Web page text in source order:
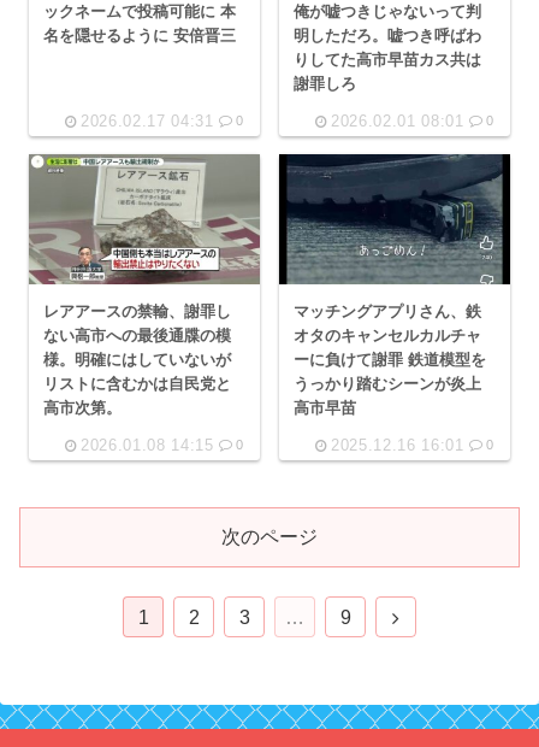
ックネームで投稿可能に 本
名を隠せるように 安倍晋三
2026.02.17 04:31 0
俺が嘘つきじゃないって判
明しただろ。嘘つき呼ばわ
りしてた高市早苗カス共は
謝罪しろ
2026.02.01 08:01 0
レアアースの禁輸、謝罪し
ない高市への最後通牒の模
様。明確にはしていないが
リストに含むかは自民党と
高市次第。
2026.01.08 14:15 0
マッチングアプリさん、鉄
オタのキャンセルカルチャ
ーに負けて謝罪 鉄道模型を
うっかり踏むシーンが炎上
高市早苗
2025.12.16 16:01 0
次のページ
1 2 3 … 9
次